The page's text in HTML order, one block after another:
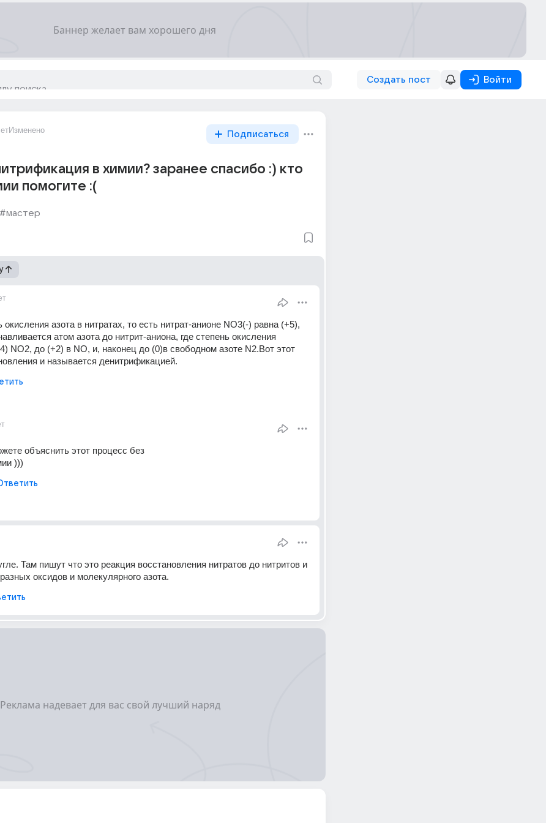
Создать пост Войти
Изменено Подписаться
в химии? заранее спасибо :) кто
помогите :(
#мастер
азота в нитратах, то есть нитрат-анионе NO3(-) равна (+5),
атом азота до нитрит-аниона, где степень окисления
NO2, до (+2) в NO, и, наконец до (0)в свободном азоте N2.Вот этот
и называется денитрификацией.
объяснить этот процесс без
)))
Там пишут что это реакция восстановления нитратов до нитритов и
оксидов и молекулярного азота.